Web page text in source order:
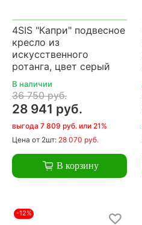
4SIS "Капри" подвесное
кресло из
искусственного
ротанга, цвет серый
В наличии
36 750 руб.
28 941 руб.
выгода 7 809 руб. или 21%
Цена от 2шт: 28 070 руб.
В корзину
-12%